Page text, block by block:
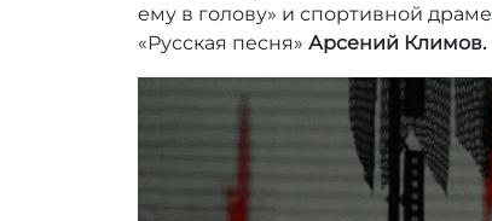
ему в голову» и спортивной драме
«Русская песня» Арсений Климов.